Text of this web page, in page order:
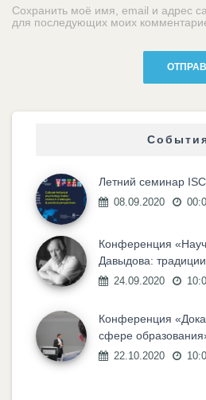
Сохранить моё имя, email и адрес
для последующих моих
Летний семинар
08.09.2020
Конференция
Давыдова:
24.09.2020
Конференция
сфере
22.10.2020